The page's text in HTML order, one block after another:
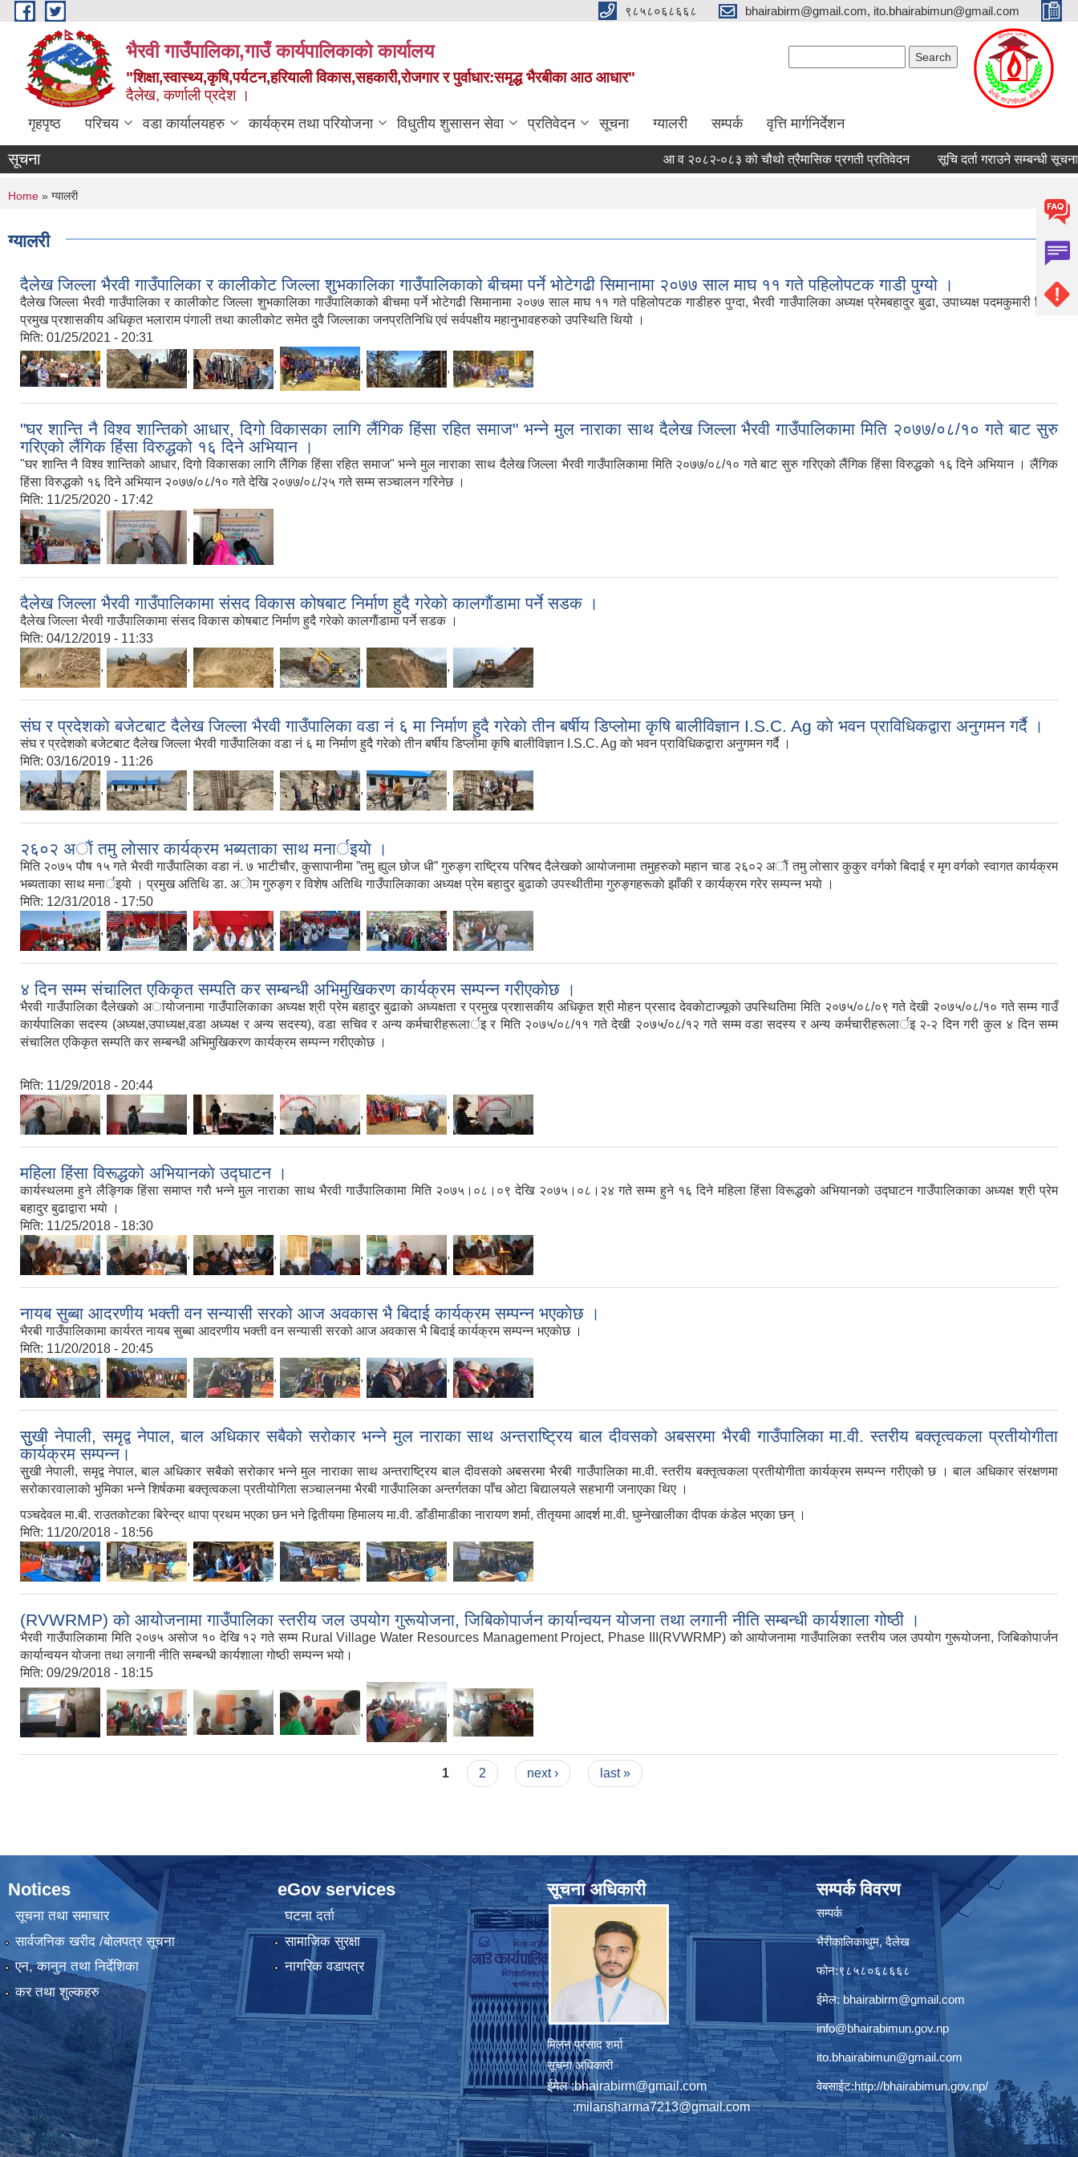
Skip to main content ९८५८०६८६६८ bhairabirm@gmail.com, ito.bhairabimun@gmail.com
भैरवी गाउँपालिका,गाउँ कार्यपालिकाको कार्यालय
"शिक्षा,स्वास्थ्य,कृषि,पर्यटन,हरियाली विकास,सहकारी,रोजगार र पुर्वाधार:समृद्ध भैरबीका आठ आधार"
दैलेख, कर्णाली प्रदेश ।
गृहपृष्ठ परिचय वडा कार्यालयहरु कार्यक्रम तथा परियोजना विधुतीय शुसासन सेवा प्रतिवेदन सूचना ग्यालरी सम्पर्क वृत्ति मार्गनिर्देशन
सूचना आ व २०८२-०८३ को चौथो त्रैमासिक प्रगती प्रतिवेदन सूचि दर्ता गराउने सम्बन्धी सूचना ।
You are here
Home » ग्यालरी
ग्यालरी
दैलेख जिल्ला भैरवी गाउँपालिका र कालीकोट जिल्ला शुभकालिका गाउँपालिकाको बीचमा पर्ने भोटेगढी सिमानामा २०७७ साल माघ ११ गते पहिलोपटक गाडी पुग्यो ।
दैलेख जिल्ला भैरवी गाउँपालिका र कालीकोट जिल्ला शुभकालिका गाउँपालिकाको बीचमा पर्ने भोटेगढी सिमानामा २०७७ साल माघ ११ गते पहिलोपटक गाडीहरु पुग्दा, भैरवी गाउँपालिका अध्यक्ष प्रेमबहादुर बुढा, उपाध्यक्ष पदमकुमारी बिष्ट,
प्रमुख प्रशासकीय अधिकृत भलाराम पंगाली तथा कालीकोट समेत दुवै जिल्लाका जनप्रतिनिधि एवं सर्वपक्षीय महानुभावहरुको उपस्थिति थियो ।
मिति: 01/25/2021 - 20:31
, , , , ,
"घर शान्ति नै विश्व शान्तिको आधार, दिगो विकासका लागि लैंगिक हिंसा रहित समाज" भन्ने मुल नाराका साथ दैलेख जिल्ला भैरवी गाउँपालिकामा मिति २०७७/०८/१० गते बाट सुरु
गरिएको लैंगिक हिंसा विरुद्धको १६ दिने अभियान ।
"घर शान्ति नै विश्व शान्तिको आधार, दिगो विकासका लागि लैंगिक हिंसा रहित समाज" भन्ने मुल नाराका साथ दैलेख जिल्ला भैरवी गाउँपालिकामा मिति २०७७/०८/१० गते बाट सुरु गरिएको लैंगिक हिंसा विरुद्धको १६ दिने अभियान । लैंगिक
हिंसा विरुद्धको १६ दिने अभियान २०७७/०८/१० गते देखि २०७७/०८/२५ गते सम्म सञ्चालन गरिनेछ ।
मिति: 11/25/2020 - 17:42
, ,
दैलेख जिल्ला भैरवी गाउँपालिकामा संसद विकास कोषबाट निर्माण हुदै गरेकाे कालगाैंडामा पर्ने सडक ।
दैलेख जिल्ला भैरवी गाउँपालिकामा संसद विकास कोषबाट निर्माण हुदै गरेकाे कालगाैंडामा पर्ने सडक ।
मिति: 04/12/2019 - 11:33
, , , , ,
संघ र प्रदेशकाे बजेटबाट दैलेख जिल्ला भैरवी गाउँपालिका वडा नं ६ मा निर्माण हुदै गरेकाे तीन बर्षीय डिप्लोमा कृषि बालीविज्ञान I.S.C. Ag काे भवन प्राविधिकद्वारा अनुगमन गर्दै ।
संघ र प्रदेशकाे बजेटबाट दैलेख जिल्ला भैरवी गाउँपालिका वडा नं ६ मा निर्माण हुदै गरेकाे तीन बर्षीय डिप्लोमा कृषि बालीविज्ञान I.S.C. Ag काे भवन प्राविधिकद्वारा अनुगमन गर्दै ।
मिति: 03/16/2019 - 11:26
, , , , ,
२६०२ अाैं तमु लाेसार कार्यक्रम भब्यताका साथ मनार्इयाे ।
मिति २०७५ पौष १५ गते भैरवी गाउँपालिका वडा नं. ७ भाटीचौर, कुसापानीमा ”तमु ह्युल छोज धी” गुरुङ्ग राष्ट्रिय परिषद दैलेखको आयोजनामा तमुहरुको महान चाड २६०२ अाैं तमु लाेसार कुकुर वर्गको बिदाई र मृग वर्गको स्वागत कार्यक्रम
भब्यताका साथ मनार्इयाे । प्रमुख अतिथि डा. अाेम गुरुङ्ग र विशेष अतिथि गाउँपालिकाका अध्यक्ष प्रेम बहादुर बुढाकाे उपस्थीतीमा गुरुङ्गहरूकाे झाँकी र कार्यक्रम गरेर सम्पन्न भयाे ।
मिति: 12/31/2018 - 17:50
, , , , ,
४ दिन सम्म संचालित एकिकृत सम्पति कर सम्बन्धी अभिमुखिकरण कार्यक्रम सम्पन्न गरीएकाेछ ।
भैरवी गाउँपालिका दैलेखकाे अायाेजनामा गाउँपालिकाका अध्यक्ष श्री प्रेम बहादुर बुढाकाे अध्यक्षता र प्रमुख प्रशासकीय अधिकृत श्री माेहन प्रसाद देवकाेटाज्यूकाे उपस्थितिमा मिति २०७५/०८/०९ गते देखी २०७५/०८/१० गते सम्म गाउँ
कार्यपालिका सदस्य (अध्यक्ष,उपाध्यक्ष,वडा अध्यक्ष र अन्य सदस्य), वडा सचिव र अन्य कर्मचारीहरूलार्इ र मिति २०७५/०८/११ गते देखी २०७५/०८/१२ गते सम्म वडा सदस्य र अन्य कर्मचारीहरूलार्इ २-२ दिन गरी कुल ४ दिन सम्म
संचालित एकिकृत सम्पति कर सम्बन्धी अभिमुखिकरण कार्यक्रम सम्पन्न गरीएकाेछ ।
मिति: 11/29/2018 - 20:44
, , , , ,
महिला हिंसा विरूद्धकाे अभियानकाे उद्घाटन ।
कार्यस्थलमा हुने लैङ्गिक हिंसा समाप्त गराै भन्ने मुल नाराका साथ भैरवी गाउँपालिकामा मिति २०७५।०८।०९ देखि २०७५।०८।२४ गते सम्म हुने १६ दिने महिला हिंसा विरूद्धकाे अभियानकाे उद्घाटन गाउँपालिकाका अध्यक्ष श्री प्रेम
बहादुर बुढाद्वारा भयाे ।
मिति: 11/25/2018 - 18:30
, , , , ,
नायब सुब्बा आदरणीय भक्ती वन सन्यासी सरको आज अवकास भै बिदाई कार्यक्रम सम्पन्न भएकाेछ ।
भैरबी गाउँपालिकामा कार्यरत नायब सुब्बा आदरणीय भक्ती वन सन्यासी सरको आज अवकास भै बिदाई कार्यक्रम सम्पन्न भएकाेछ ।
मिति: 11/20/2018 - 20:45
, , , , ,
सुुखी नेपाली, समृद्व नेपाल, बाल अधिकार सबैको सरोकार भन्ने मुल नाराका साथ अन्तराष्ट्रिय बाल दीवसको अबसरमा भैरबी गाउँपालिका मा.वी. स्तरीय बक्तृत्वकला प्रतीयोगीता
कार्यक्रम सम्पन्न।
सुुखी नेपाली, समृद्व नेपाल, बाल अधिकार सबैको सरोकार भन्ने मुल नाराका साथ अन्तराष्ट्रिय बाल दीवसको अबसरमा भैरबी गाउँपालिका मा.वी. स्तरीय बक्तृत्वकला प्रतीयोगीता कार्यक्रम सम्पन्न गरीएको छ । बाल अधिकार संरक्षणमा
सरोकारवालाको भुमिका भन्ने शिर्षकमा बक्तृत्वकला प्रतीयोगिता सञ्चालनमा भैरबी गाउँपालिका अन्तर्गतका पाँच ओटा बिद्यालयले सहभागी जनाएका थिए ।
पञ्चदेवल मा.बी. राउतकोटका बिरेन्द्र थापा प्रथम भएका छन भने द्वितीयमा हिमालय मा.वी. डाँडीमाडीका नारायण शर्मा, तीतृयमा आदर्श मा.वी. घुम्नेखालीका दीपक कंडेल भएका छन् ।
मिति: 11/20/2018 - 18:56
, , , , ,
(RVWRMP) को आयोजनामा गाउँपालिका स्तरीय जल उपयोग गुरूयोजना, जिबिकोपार्जन कार्यान्वयन योजना तथा लगानी नीति सम्बन्धी कार्यशाला गोष्ठी ।
भैरवी गाउँपालिकामा मिति २०७५ असोज १० देखि १२ गते सम्म Rural Village Water Resources Management Project, Phase III(RVWRMP) को आयोजनामा गाउँपालिका स्तरीय जल उपयोग गुरूयोजना, जिबिकोपार्जन
कार्यान्वयन योजना तथा लगानी नीति सम्बन्धी कार्यशाला गोष्ठी सम्पन्न भयो।
मिति: 09/29/2018 - 18:15
, , , , ,
1 2 next › last »
Notices
सूचना तथा समाचार
सार्वजनिक खरीद /बोलपत्र सूचना
एन, कानुन तथा निर्देशिका
कर तथा शुल्कहरु
eGov services
घटना दर्ता
सामाजिक सुरक्षा
नागरिक वडापत्र
सूचना अधिकारी
मिलन प्रसाद शर्मा
सूचना अधिकारी
ईमेल :bhairabirm@gmail.com
:milansharma7213@gmail.com
सम्पर्क विवरण
सम्पर्क
भैरीकालिकाथुम, दैलेख
फोन:९८५८०६८६६८
ईमेल: bhairabirm@gmail.com
info@bhairabimun.gov.np
ito.bhairabimun@gmail.com
वेबसाईट:http://bhairabimun.gov.np/